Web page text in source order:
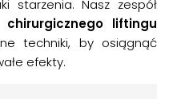
starzenia. Nasz zespół
chirurgicznego liftingu
techniki, by osiągnąć
efekty.